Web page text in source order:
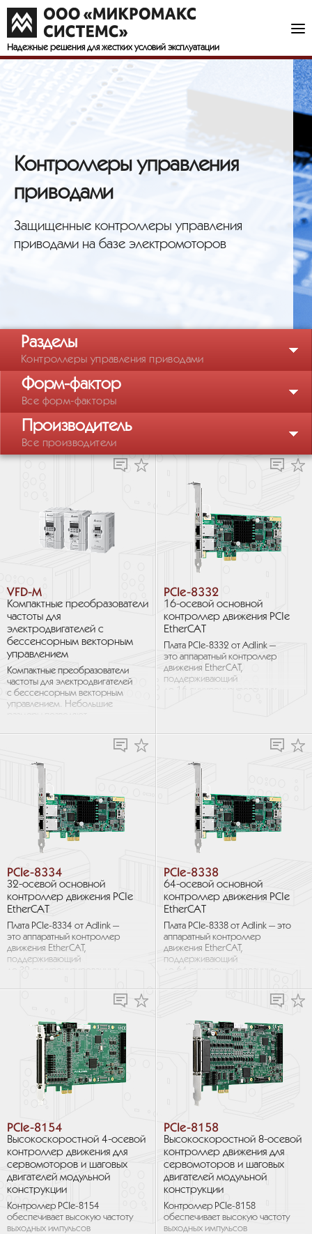
Надежные решения для жестких условий эксплуатации
Контроллеры управления
приводами
Защищенные контроллеры управления
приводами на базе электромоторов
Разделы
Контроллеры управления приводами
Форм-фактор
Все форм-факторы
Производитель
Все производители
VFD-M
Компактные преобразователи
частоты для
электродвигателей с
бессенсорным векторным
управлением
Компактные преобразователи
частоты для электродвигателей
с бессенсорным векторным
управлением. Небольшие
PCIe-8332
16-осевой основной
контроллер движения PCIe
EtherCAT
Плата PCIe-8332 от Adlink —
это аппаратный контроллер
движения EtherCAT,
поддерживающий
до 16 синхронизированных
PCIe-8334
32-осевой основной
контроллер движения PCIe
EtherCAT
Плата PCIe-8334 от Adlink —
это аппаратный контроллер
движения EtherCAT,
поддерживающий
до 32 синхронизированных
одновременно. ...
PCIe-8338
64-осевой основной
контроллер движения PCIe
EtherCAT
Плата PCIe-8338 от Adlink — это
аппаратный контроллер
движения EtherCAT,
поддерживающий
до 64 синхронизированных
одновременно. ...
PCIe-8154
Высокоскоростной 4-осевой
контроллер движения для
сервомоторов и шаговых
двигателей модульной
конструкции
Контроллер PCIe-8154
обеспечивает высокую частоту
выходных импульсов
PCIe-8158
Высокоскоростной 8-осевой
контроллер движения для
сервомоторов и шаговых
двигателей модульной
конструкции
Контроллер PCIe-8158
обеспечивает высокую частоту
выходных импульсов